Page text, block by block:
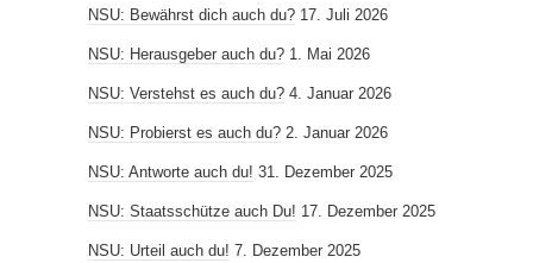
NSU: Bewährst dich auch du? 17. Juli 2026
NSU: Herausgeber auch du? 1. Mai 2026
NSU: Verstehst es auch du? 4. Januar 2026
NSU: Probierst es auch du? 2. Januar 2026
NSU: Antworte auch du! 31. Dezember 2025
NSU: Staatsschütze auch Du! 17. Dezember 2025
NSU: Urteil auch du! 7. Dezember 2025